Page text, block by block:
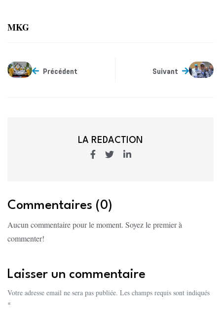
MKG
Précédent Suivant
LA REDACTION
Commentaires (0)
Aucun commentaire pour le moment. Soyez le premier à
commenter!
Laisser un commentaire
Votre adresse email ne sera pas publiée. Les champs requis sont indiqués
*